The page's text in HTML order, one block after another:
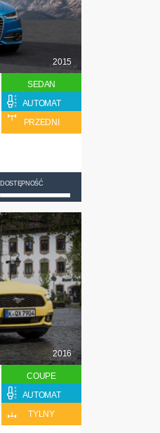
2015
SEDAN
AUTOMAT
PRZEDNI
DOSTĘPNOŚĆ
2016
COUPE
AUTOMAT
TYLNY